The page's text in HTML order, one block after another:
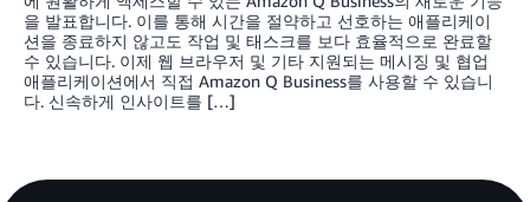
을 발표합니다. 이를 통해 시간을 절약하고 선호하는 애플리케이
션을 종료하지 않고도 작업 및 태스크를 보다 효율적으로 완료할
수 있습니다. 이제 웹 브라우저 및 기타 지원되는 메시징 및 협업
애플리케이션에서 직접 Amazon Q Business를 사용할 수 있습니
다. 신속하게 인사이트를 […]